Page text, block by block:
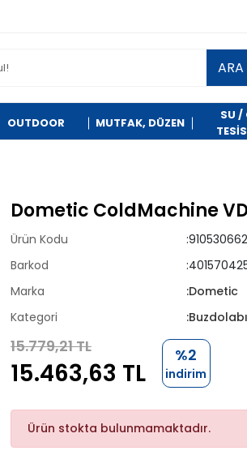
ARA
OUTDOOR MUTFAK, DÜZEN
SU /
Dometic ColdMachine
Ürün Kodu
Barkod
Marka
:Dometic
Kategori
15.779,21 TL
15.463,63 TL
%2
indirim
Ürün stokta bulunmamaktadır.